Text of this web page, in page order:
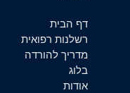
דף הבית
רשלנות רפואית
מדריך להורדה
בלוג
אודות